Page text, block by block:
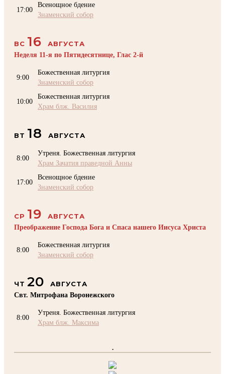
17:00
Всенощное бдение
Знаменский собор
ВС 16
АВГУСТА
Неделя 11-я по Пятидесятнице, Глас 2-й
9:00
Божественная литургия
Знаменский собор
10:00
Божественная литургия
Храм блж. Василия
ВТ 18 АВГУСТА
8:00
Утреня. Божественная литургия
Храм Зачатия праведной Анны
17:00
Всенощное бдение
Знаменский собор
СР 19
АВГУСТА
Преображение Господа Бога и Спаса нашего Иисуса Христа
8:00
Божественная литургия
Знаменский собор
ЧТ 20
АВГУСТА
Свт. Митрофана Воронежского
8:00
Утреня. Божественная литургия
Храм блж. Максима
.